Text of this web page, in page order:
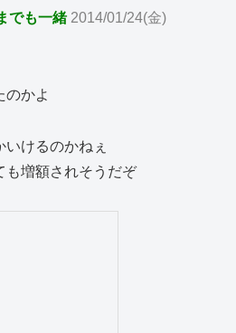
でも一緒 2014/01/24(金)
かよ
けるのかねぇ
も増額されそうだぞ